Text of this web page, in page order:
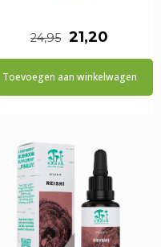
24,95
prijs
21,20
prijs
is:
Toevoegen aan winkelwagen